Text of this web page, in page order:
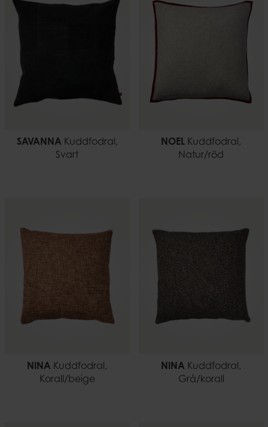
SAVANNA Kuddfodral,
Svart
NOEL Kuddfodral,
Natur/röd
NINA Kuddfodral,
Korall/beige
NINA Kuddfodral,
Grå/korall